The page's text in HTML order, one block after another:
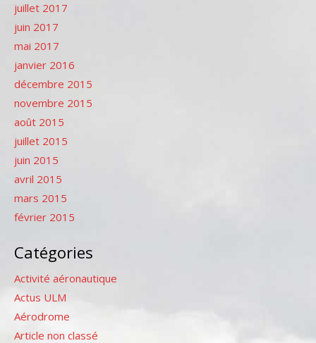
juillet 2017
juin 2017
mai 2017
janvier 2016
décembre 2015
novembre 2015
août 2015
juillet 2015
juin 2015
avril 2015
mars 2015
février 2015
Catégories
Activité aéronautique
Actus ULM
Aérodrome
Article non classé